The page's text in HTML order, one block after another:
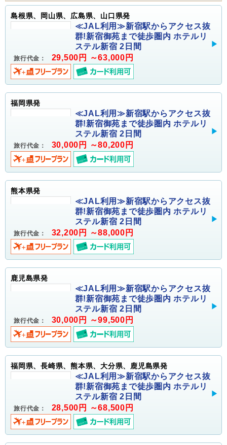
島根県、岡山県、広島県、山口県発
≪JAL利用≫新宿駅からアクセス抜
群!新宿御苑まで徒歩圏内 ホテルリ
ステル新宿 2日間
旅行代金： 29,500円 ～63,000円
福岡県発
≪JAL利用≫新宿駅からアクセス抜
群!新宿御苑まで徒歩圏内 ホテルリ
ステル新宿 2日間
旅行代金： 30,000円 ～80,200円
熊本県発
≪JAL利用≫新宿駅からアクセス抜
群!新宿御苑まで徒歩圏内 ホテルリ
ステル新宿 2日間
旅行代金： 32,200円 ～88,000円
鹿児島県発
≪JAL利用≫新宿駅からアクセス抜
群!新宿御苑まで徒歩圏内 ホテルリ
ステル新宿 2日間
旅行代金： 30,000円 ～99,500円
福岡県、長崎県、熊本県、大分県、鹿児島県発
≪JAL利用≫新宿駅からアクセス抜
群!新宿御苑まで徒歩圏内 ホテルリ
ステル新宿 2日間
旅行代金： 28,500円 ～68,500円